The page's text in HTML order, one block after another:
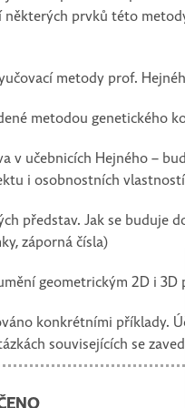
prvků této
metody prof.
metodou genetického
v učebnicích Hejného –
i osobnostních
představ. Jak se buduje
záporná čísla)
geometrickým 2D i
konkrétními příklady.
souvisejících se